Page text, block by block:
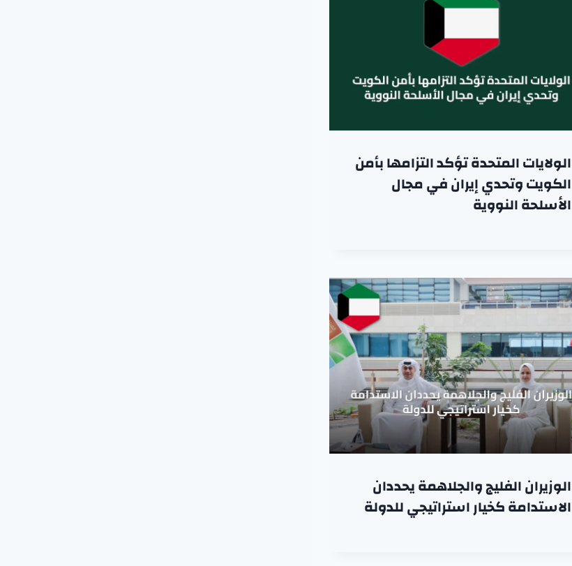
الولايات المتحدة تؤكد التزامها بأمن
الكويت وتحدي إيران في مجال
الأسلحة النووية
الوزيران الفليج والجلاهمة يحددان
الاستدامة كخيار استراتيجي للدولة